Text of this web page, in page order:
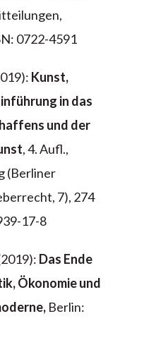
0722-4591
Kunst,
in das
und der
, 4. Aufl.,
(Berliner
7), 274
17-8
Das Ende
Ökonomie und
Berlin: